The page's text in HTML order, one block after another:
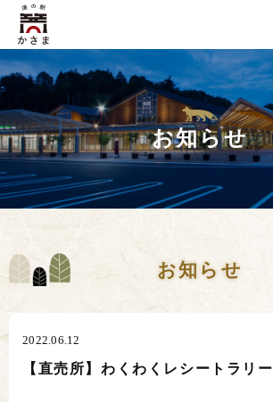
お知らせ
お知らせ
2022.06.12
【直売所】わくわくレシートラリー